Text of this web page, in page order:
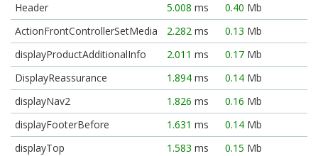
Header
5.008 ms 0.40 Mb
ActionFrontControllerSetMedia
2.282 ms 0.13 Mb
displayProductAdditionalInfo
2.011 ms 0.17 Mb
DisplayReassurance
1.894 ms 0.14 Mb
displayNav2
1.826 ms 0.16 Mb
displayFooterBefore
1.631 ms 0.14 Mb
displayTop
1.583 ms 0.15 Mb